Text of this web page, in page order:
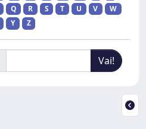
Q R S T U V
W
Y Z